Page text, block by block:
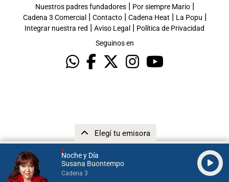
Noche y Día
Susana Buontempo
Cadena 3
Elegí tu emisora
Nuestros padres fundadores| Por siempre Mario|
Cadena 3 Comercial | Contacto| Cadena Heat | La Popu |
Integrar nuestra red | Aviso Legal | Política de Privacidad
Seguinos en